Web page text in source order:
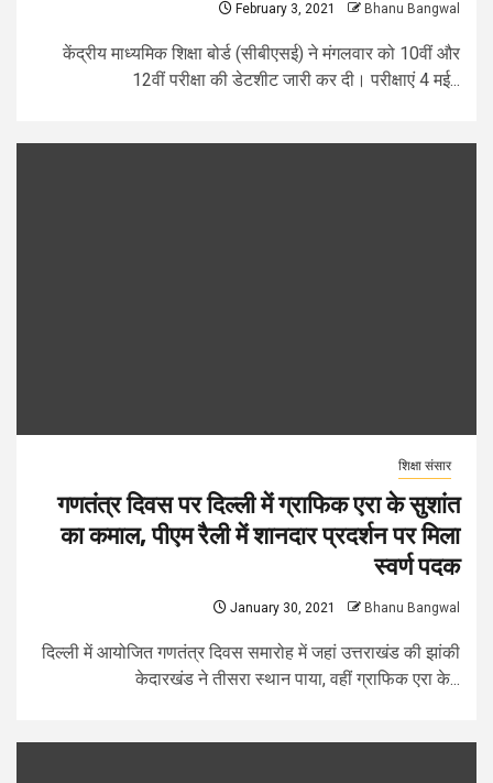
February 3, 2021 Bhanu Bangwal
केंद्रीय माध्यमिक शिक्षा बोर्ड (सीबीएसई) ने मंगलवार को 10वीं और
12वीं परीक्षा की डेटशीट जारी कर दी। परीक्षाएं 4 मई...
शिक्षा संसार
गणतंत्र दिवस पर दिल्ली में ग्राफिक एरा के सुशांत
का कमाल, पीएम रैली में शानदार प्रदर्शन पर मिला
स्वर्ण पदक
January 30, 2021 Bhanu Bangwal
दिल्ली में आयोजित गणतंत्र दिवस समारोह में जहां उत्तराखंड की झांकी
केदारखंड ने तीसरा स्थान पाया, वहीं ग्राफिक एरा के...